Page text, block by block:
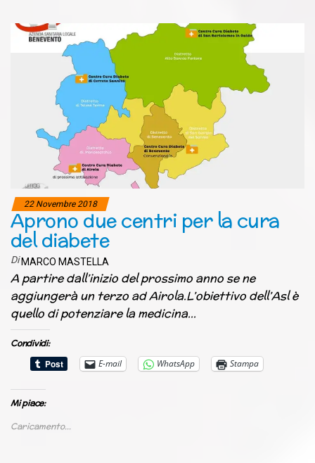
22 Novembre 2018
Aprono due centri per la cura
del diabete
Di MARCO MASTELLA
A partire dall’inizio del prossimo anno se ne
aggiungerà un terzo ad Airola.L’obiettivo dell’Asl è
quello di potenziare la medicina…
Condividi:
E-mail
WhatsApp Stampa
Mi piace:
Caricamento...